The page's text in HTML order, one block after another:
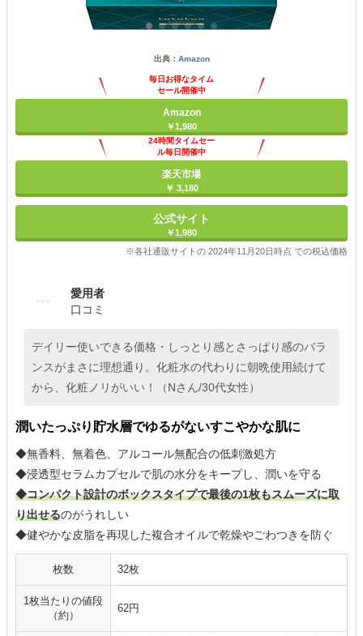
出典： Amazon
毎日お得なタイム
セール開催中
Amazon
￥1,980
24時間タイムセー
ル毎日開催中
楽天市場
￥ 3,180
公式サイト
￥1,980
※各社通販サイトの 2024年11月20日時点 での税込価格
愛用者
口コミ
デイリー使いできる価格・しっとり感とさっぱり感のバラ
ンスがまさに理想通り。化粧水の代わりに朝晩使用続けて
から、化粧ノリがいい！（Nさん/30代女性）
潤いたっぷり貯水層でゆるがないすこやかな肌に
◆無香料、無着色、アルコール無配合の低刺激処方
◆浸透型セラムカプセルで肌の水分をキープし、潤いを守る
◆コンパクト設計のボックスタイプで最後の1枚もスムーズに取
り出せるのがうれしい
◆健やかな皮脂を再現した複合オイルで乾燥やごわつきを防ぐ
枚数 32枚
1枚当たりの値段
（約）
62円